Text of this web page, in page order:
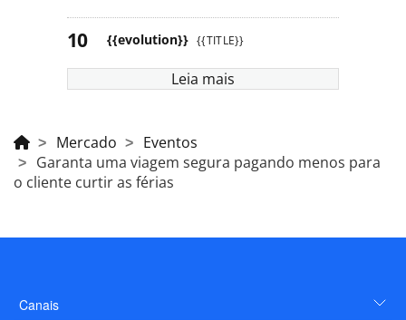
{{evolution}} {{TITLE}}
Leia mais
Mercado
Eventos
Garanta uma viagem segura pagando menos para
o cliente curtir as férias
Canais